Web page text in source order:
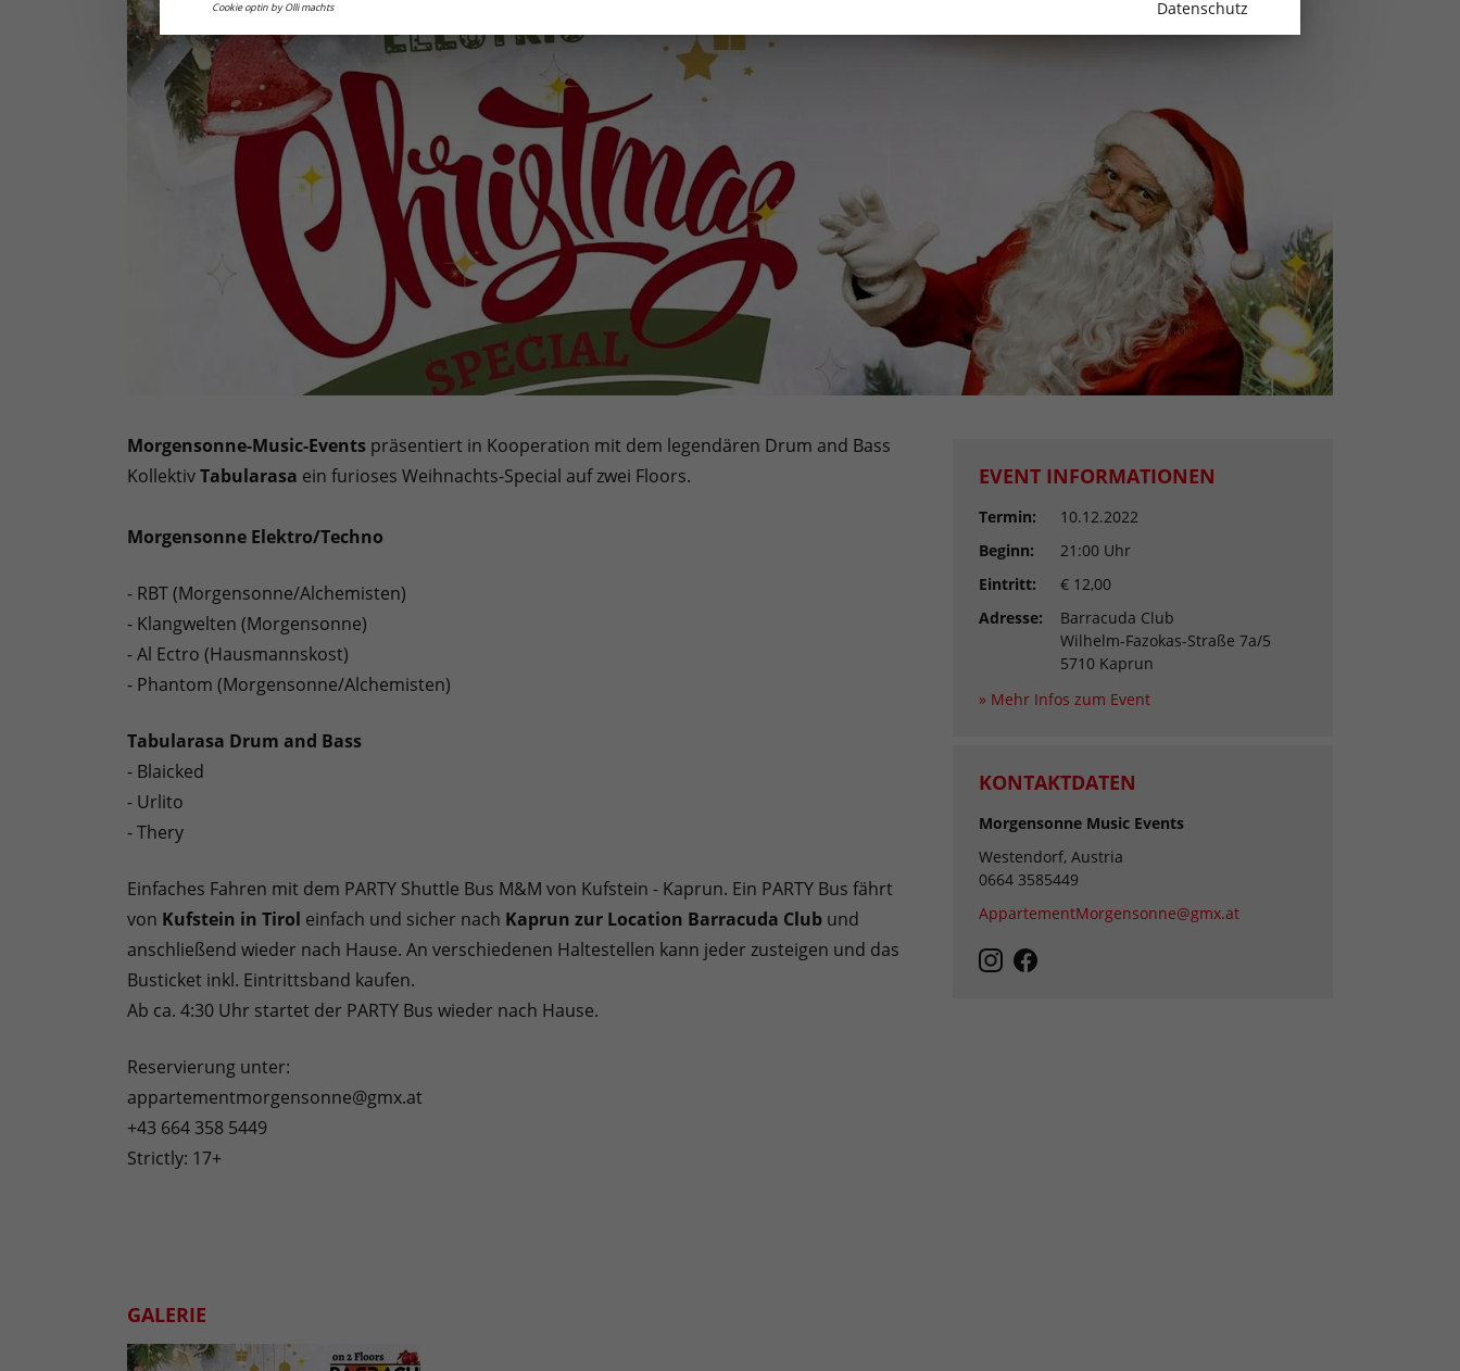
Morgensonne-Music-Events präsentiert in Kooperation mit dem legendären Drum and Bass
KollektivTabularasa ein furioses Weihnachts-Special auf zwei Floors.
Morgensonne Elektro/Techno
- RBT (Morgensonne/Alchemisten)
- Klangwelten (Morgensonne)
- Al Ectro (Hausmannskost)
- Phantom (Morgensonne/Alchemisten)
Tabularasa Drum and Bass
- Blaicked
- Urlito
- Thery
Einfaches Fahren mit dem PARTY Shuttle Bus M&M von Kufstein - Kaprun. Ein PARTY Bus fährt
von Kufstein in Tirol einfach und sicher nach Kaprun zur Location Barracuda Club und
anschließend wieder nach Hause. An verschiedenen Haltestellen kann jeder zusteigen und das
Busticket inkl. Eintrittsband kaufen.
Ab ca. 4:30 Uhr startet der PARTY Bus wieder nach Hause.
Reservierung unter:
appartementmorgensonne@gmx.at
+43 664 358 5449
Strictly: 17+
EVENT INFORMATIONEN
Termin:
10.12.2022
Beginn:
21:00 Uhr
Eintritt:
€ 12,00
Adresse:
Barracuda Club
Wilhelm-Fazokas-Straße 7a/5
5710 Kaprun
» Mehr Infos zum Event
KONTAKTDATEN
Morgensonne Music Events
Westendorf, Austria
0664 3585449
AppartementMorgensonne@gmx.at
GALERIE
Cookie optin by Olli machts Datenschutz